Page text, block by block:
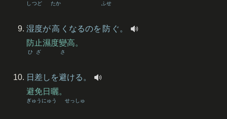
湿度
しつど
が高
たか
くなるのを 防
ふせ
ぐ。
防止濕度變高。
日差
ひざ
しを避
さ
ける。
避免日曬。
ぎゅうにゅう せっしゅ